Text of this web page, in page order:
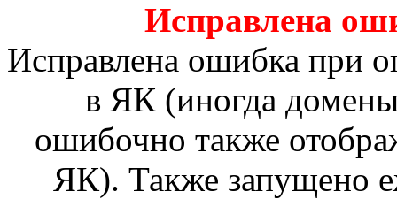
Исправлена
Исправлена ошибка при
в ЯК (иногда
ошибочно также
ЯК). Также запущено